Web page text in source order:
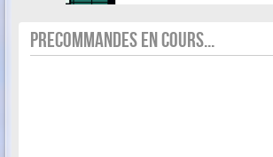
PRECOMMANDES EN COURS...